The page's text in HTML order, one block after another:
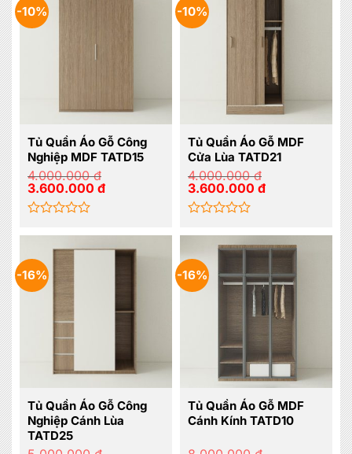
-10%
Tủ Quần Áo Gỗ Công
Nghiệp MDF TATD15
4.000.000đ
Giá
gốc
là:
4.000.000 đ.
3.600.000 đGiá
xếp
0
5
sao
-10%
Tủ Quần Áo Gỗ MDF
Cửa Lùa TATD21
4.000.000đ
Giá
gốc
là:
4.000.000 đ.
3.600.000 đGiá
xếp
0
5
sao
-16%
Tủ Quần Áo Gỗ Công
Nghiệp Cánh Lùa
TATD25
-16%
Tủ Quần Áo Gỗ MDF
Cánh Kính TATD10